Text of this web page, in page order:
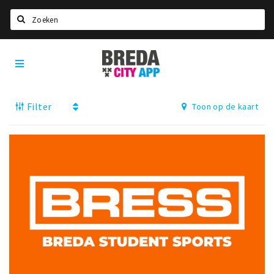
Home
Deals
Eten
Slapen
Recreatief
Breda
City
App
Filter Toon op de kaart